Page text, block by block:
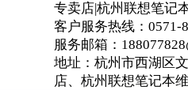
专卖店|杭州联想笔记
客户服务热线：0571-
服务邮箱：
地址：杭州市西湖区
店、杭州联想笔记本